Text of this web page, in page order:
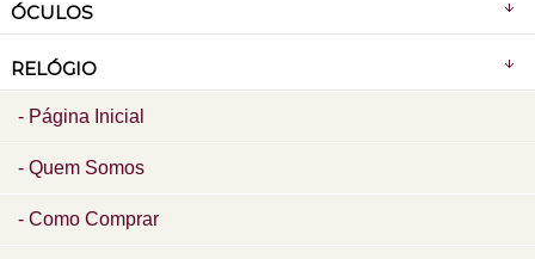
ÓCULOS
RELÓGIO
Página Inicial
Quem Somos
Como Comprar